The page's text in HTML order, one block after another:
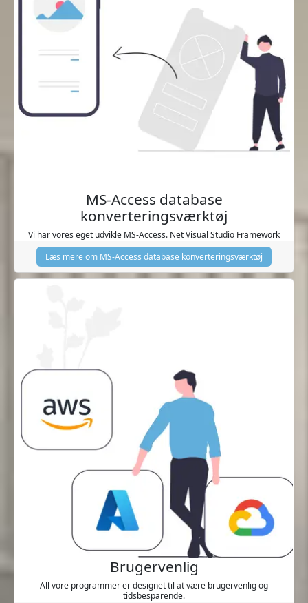
MS-Access database
konverteringsværktøj
Vi har vores eget udvikle MS-Access. Net Visual Studio Framework
Læs mere om MS-Access database konverteringsværktøj
Brugervenlig
All vore programmer er designet til at være brugervenlig og
tidsbesparende.